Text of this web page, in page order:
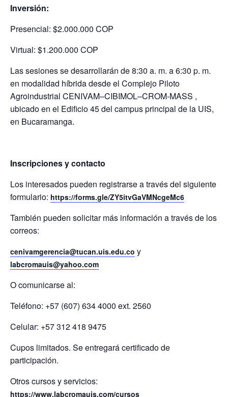
Inversión:
Presencial: $2.000.000 COP
Virtual: $1.200.000 COP
Las sesiones se desarrollarán de 8:30 a. m. a 6:30 p. m.
en modalidad híbrida desde el Complejo Piloto
Agroindustrial CENIVAM–CIBIMOL–CROM-MASS ,
ubicado en el Edificio 45 del campus principal de la UIS,
en Bucaramanga.
Inscripciones y contacto
Los interesados pueden registrarse a través del siguiente
formulario: https://forms.gle/ZY5itvGaVMNcgeMc6
También pueden solicitar más información a través de los
correos:
cenivamgerencia@tucan.uis.edu.co y
labcromauis@yahoo.com
O comunicarse al:
Teléfono: +57 (607) 634 4000 ext. 2560
Celular: +57 312 418 9475
Cupos limitados. Se entregará certificado de
participación.
Otros cursos y servicios:
https://www.labcromauis.com/cursos